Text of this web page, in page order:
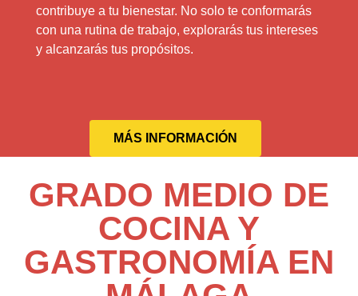
contribuye a tu bienestar. No solo te conformarás
con una rutina de trabajo, explorarás tus intereses
y alcanzarás tus propósitos.
MÁS INFORMACIÓN
GRADO MEDIO DE
COCINA Y
GASTRONOMÍA EN